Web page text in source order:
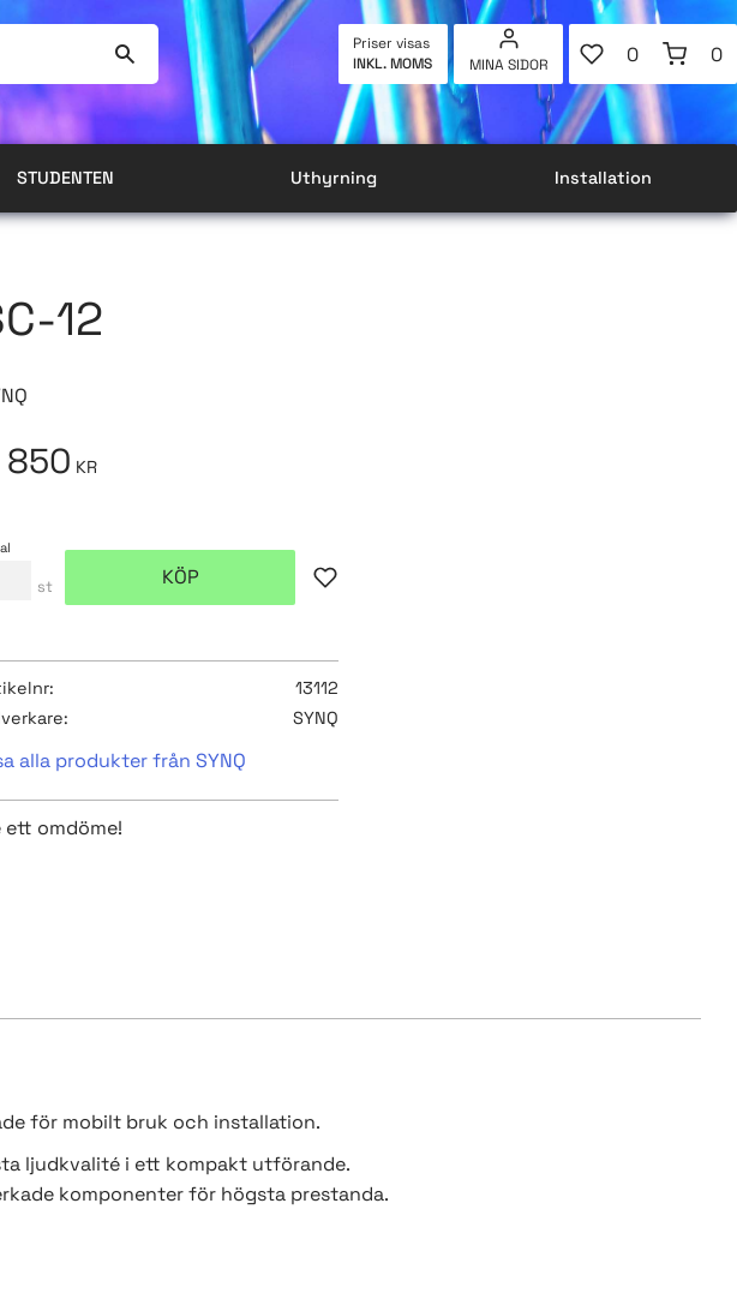
Priser visas
INKL. MOMS
MINA SIDOR
FAVORITER
ANTAL
0 0
STUDENTEN Uthyrning Installation
12
850 KR
st KÖP Lägg till i favoriter
13112
SYNQ
alla produkter från SYNQ
ett omdöme!
för mobilt bruk och installation.
ljudkvalité i ett kompakt utförande.
komponenter för högsta prestanda.